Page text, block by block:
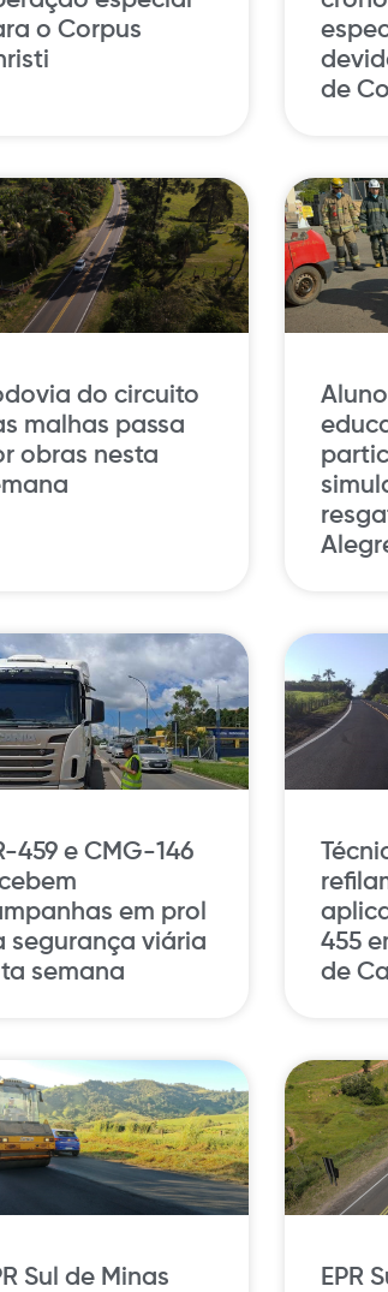
o Corpus
de
do circuito
malhas passa
obras nesta
459 e CMG-146
em prol
segurança viária
semana
455
de
Sul de Minas
EPR